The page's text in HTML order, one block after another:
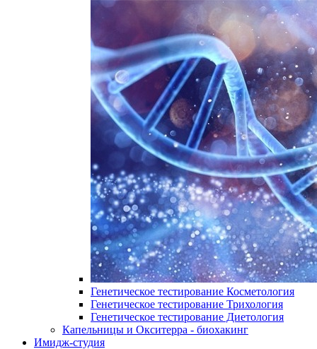
Генетическое тестирование Косметология
Генетическое тестирование Трихология
Генетическое тестирование Диетология
Капельницы и Окситерра - биохакинг
Имидж-студия